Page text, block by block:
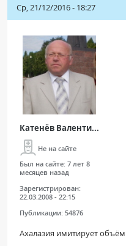
Ср, 21/12/2016 - 18:27
Катенёв Валенти...
Не на сайте
Был на сайте: 7 лет 8
месяцев назад
Зарегистрирован:
22.03.2008 - 22:15
Публикации: 54876
Ахалазия имитирует